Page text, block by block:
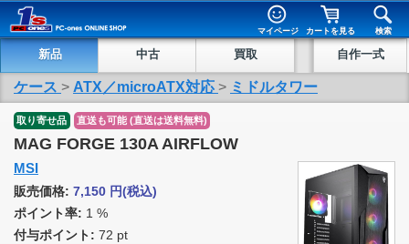
マイページ カートを見る 検索
新品 中古 買取 自作一式
ケース > ATX／microATX対応 > ミドルタワー
取り寄せ品 直送も可能 (直送は送料無料)
MAG FORGE 130A AIRFLOW
MSI
販売価格: 7,150 円(税込)
ポイント率: 1 %
付与ポイント: 72 pt